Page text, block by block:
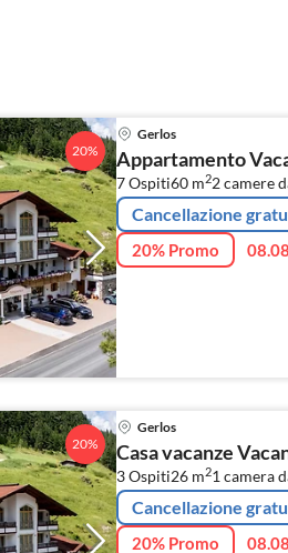
20%
Gerlos
Appartamento
7 Ospiti60 m22camere
Cancellazione
20% Promo
20%
Gerlos
Casa vacanze
3 Ospiti26 m21 camera
Cancellazione
20% Promo